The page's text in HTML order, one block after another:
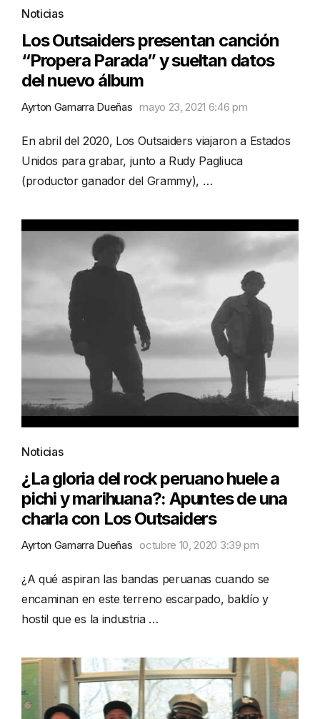
Noticias
Los Outsaiders presentan canción
“Propera Parada” y sueltan datos
del nuevo álbum
Ayrton Gamarra Dueñas mayo 23, 2021 6:46 pm
En abril del 2020, Los Outsaiders viajaron a Estados
Unidos para grabar, junto a Rudy Pagliuca
(productor ganador del Grammy), …
Noticias
¿La gloria del rock peruano huele a
pichi y marihuana?: Apuntes de una
charla con Los Outsaiders
Ayrton Gamarra Dueñas octubre 10, 2020 3:39 pm
¿A qué aspiran las bandas peruanas cuando se
encaminan en este terreno escarpado, baldío y
hostil que es la industria …